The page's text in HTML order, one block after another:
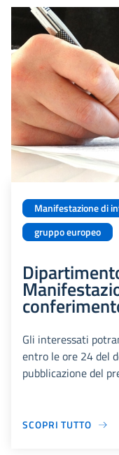
Manifestazione di
gruppo europeo
Gli interessati
entro le ore 24 del
pubblicazione del
SCOPRI TUTTO